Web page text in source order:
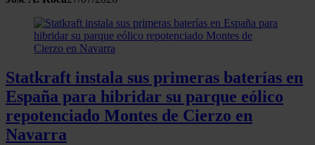
Statkraft instala sus primeras baterías en
España para hibridar su parque eólico
repotenciado Montes de Cierzo en
Navarra